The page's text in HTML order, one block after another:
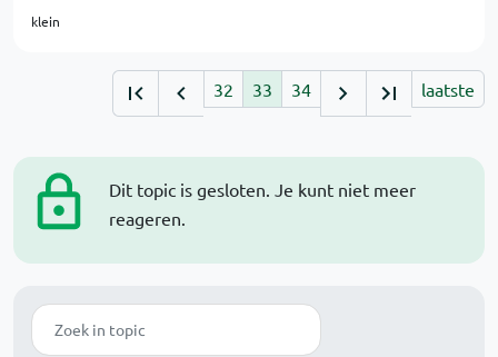
Dit topic is gesloten. Je kunt niet meer
reageren.
Zoek
klein
32 33 34 laatste